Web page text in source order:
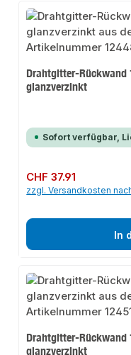
Drahtgitter-Rückwand
glanzverzinkt
Sofort verfügbar,
Regulärer Preis:
CHF 37.91
zzgl. Versandkosten
In
Drahtgitter-Rückwand
glanzverzinkt